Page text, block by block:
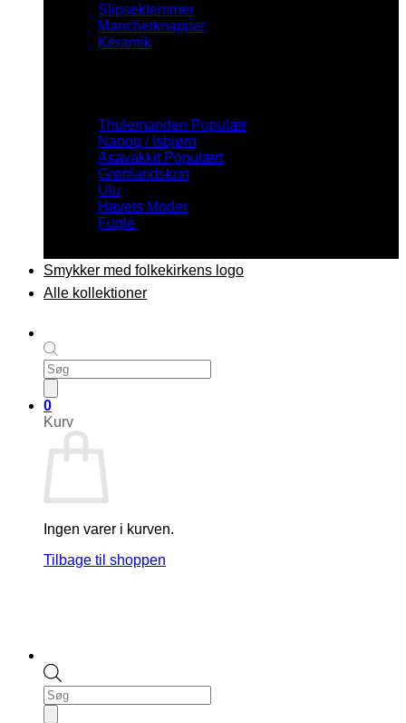
Products
search
0
Kurv
Ingen varer i kurven.
Tilbage til shoppen
Slipseklemmer
Manchetknapper
Keramik
Thulemanden
Nanoq / Isbjørn
Asavakkit
Grønlandskort
Ulu
Havets Moder
Fugle
Smykker med folkekirkens logo
Alle kollektioner
Products
search